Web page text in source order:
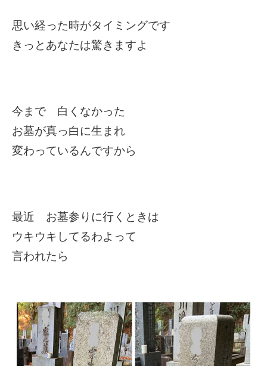
思い経った時がタイミングです
きっとあなたは驚きますよ
今まで 白くなかった
お墓が真っ白に生まれ
変わっているんですから
最近 お墓参りに行くときは
ウキウキしてるわよって
言われたら